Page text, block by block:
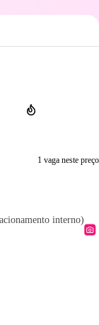
1 vaga neste preço
interno)